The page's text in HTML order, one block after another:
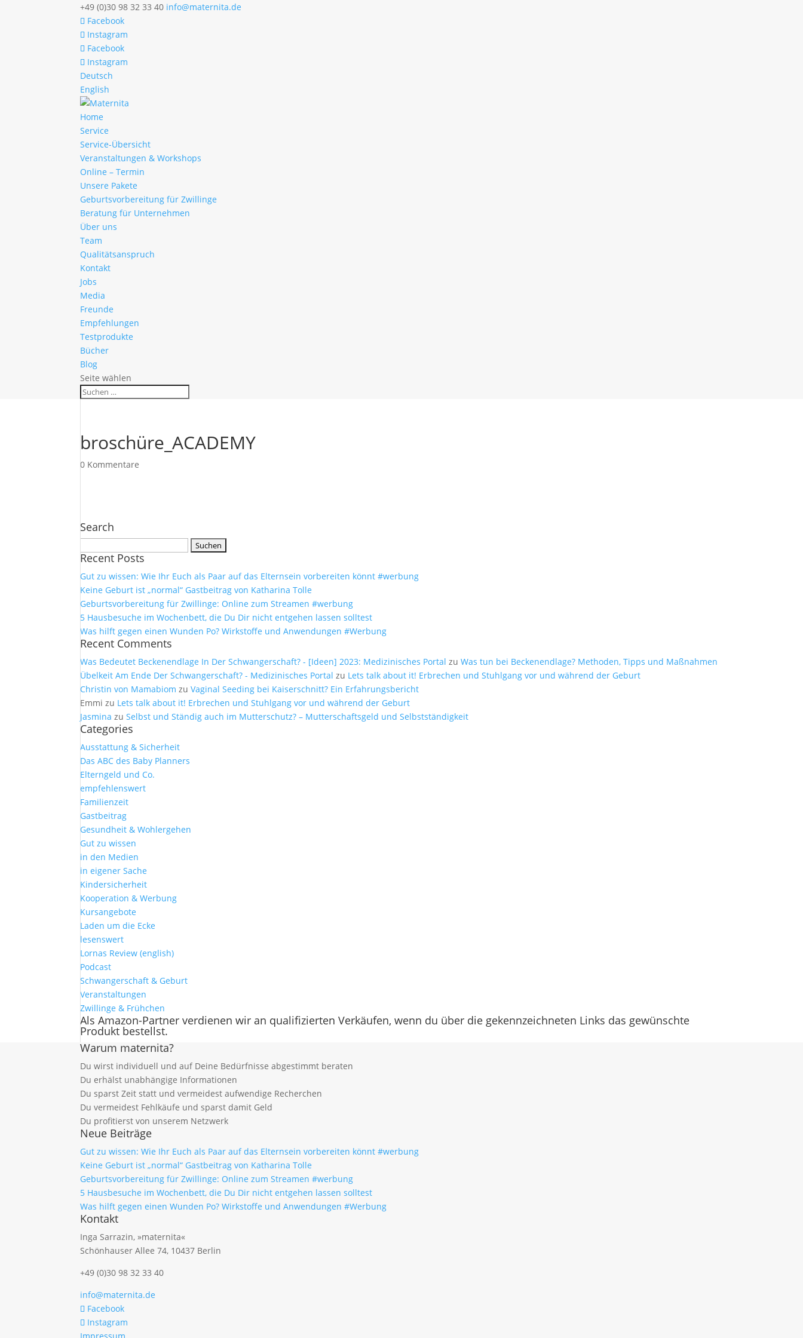
+49 (0)30 98 32 33 40 info@maternita.de
Facebook
Instagram
Facebook
Instagram
Deutsch
English
Home
Service
Service-Übersicht
Veranstaltungen & Workshops
Online – Termin
Unsere Pakete
Geburtsvorbereitung für Zwillinge
Beratung für Unternehmen
Über uns
Team
Qualitätsanspruch
Kontakt
Jobs
Media
Freunde
Empfehlungen
Testprodukte
Bücher
Blog
Seite wählen
broschüre_ACADEMY
0 Kommentare
Search
nach:
Recent Posts
Gut zu wissen: Wie Ihr Euch als Paar auf das Elternsein vorbereiten könnt #werbung
Keine Geburt ist „normal“ Gastbeitrag von Katharina Tolle
Geburtsvorbereitung für Zwillinge: Online zum Streamen #werbung
5 Hausbesuche im Wochenbett, die Du Dir nicht entgehen lassen solltest
Was hilft gegen einen Wunden Po? Wirkstoffe und Anwendungen #Werbung
Recent Comments
Was Bedeutet Beckenendlage In Der Schwangerschaft? - [Ideen] 2023: Medizinisches Portal zuWas tun bei Beckenendlage? Methoden, Tipps und Maßnahmen
Übelkeit Am Ende Der Schwangerschaft? - Medizinisches Portal zu Lets talk about it! Erbrechen und Stuhlgang vor und während der Geburt
Christin von Mamabiom zuVaginal Seeding bei Kaiserschnitt? Ein Erfahrungsbericht
Emmi zu Lets talk about it! Erbrechen und Stuhlgang vor und während der Geburt
Jasmina zuSelbst und Ständig auch im Mutterschutz? – Mutterschaftsgeld und Selbstständigkeit
Categories
Ausstattung & Sicherheit
Das ABC des Baby Planners
Elterngeld und Co.
empfehlenswert
Familienzeit
Gastbeitrag
Gesundheit & Wohlergehen
Gut zu wissen
in den Medien
in eigener Sache
Kindersicherheit
Kooperation & Werbung
Kursangebote
Laden um die Ecke
lesenswert
Lornas Review (english)
Podcast
Schwangerschaft & Geburt
Veranstaltungen
Zwillinge & Frühchen
Als Amazon-Partner verdienen wir an qualifizierten Verkäufen, wenn du über die gekennzeichneten Links das gewünschte
Produkt bestellst.
Warum maternita?
Du wirst individuell und auf Deine Bedürfnisse abgestimmt beraten
Du erhälst unabhängige Informationen
Du sparst Zeit statt und vermeidest aufwendige Recherchen
Du vermeidest Fehlkäufe und sparst damit Geld
Du profitierst von unserem Netzwerk
Neue Beiträge
Gut zu wissen: Wie Ihr Euch als Paar auf das Elternsein vorbereiten könnt #werbung
Keine Geburt ist „normal“ Gastbeitrag von Katharina Tolle
Geburtsvorbereitung für Zwillinge: Online zum Streamen #werbung
5 Hausbesuche im Wochenbett, die Du Dir nicht entgehen lassen solltest
Was hilft gegen einen Wunden Po? Wirkstoffe und Anwendungen #Werbung
Kontakt
Inga Sarrazin, »maternita«
Schönhauser Allee 74, 10437 Berlin
+49 (0)30 98 32 33 40
info@maternita.de
Facebook
Instagram